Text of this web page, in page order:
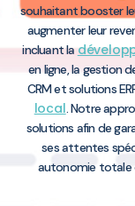
souhaitant booster
augmenter leur
incluant la
en ligne, la gestion
CRM et solutions
local . Notre
solutions afin de
ses attentes
autonomie totale